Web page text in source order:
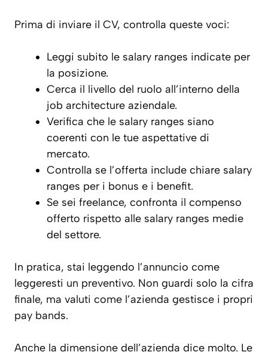
Prima di inviare il CV, controlla queste voci:
Leggi subito le salary ranges indicate per
la posizione.
Cerca il livello del ruolo all’interno della
job architecture aziendale.
Verifica che le salary ranges siano
coerenti con le tue aspettative di
mercato.
Controlla se l’offerta include chiare salary
ranges per i bonus e i benefit.
Se sei freelance, confronta il compenso
offerto rispetto alle salary ranges medie
del settore.
In pratica, stai leggendo l’annuncio come
leggeresti un preventivo. Non guardi solo la cifra
finale, ma valuti come l’azienda gestisce i propri
pay bands.
Anche la dimensione dell’azienda dice molto. Le